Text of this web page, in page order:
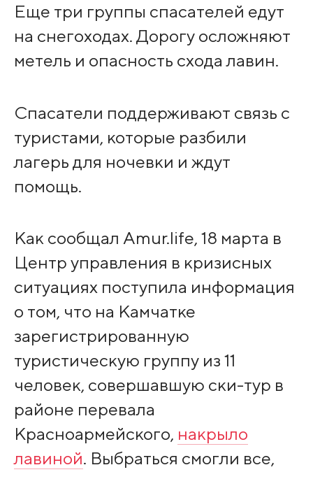
Еще три группы спасателей едут
на снегоходах. Дорогу осложняют
метель и опасность схода лавин.
Спасатели поддерживают связь с
туристами, которые разбили
лагерь для ночевки и ждут
помощь.
Как сообщал Amur.life, 18 марта в
Центр управления в кризисных
ситуациях поступила информация
о том, что на Камчатке
зарегистрированную
туристическую группу из 11
человек, совершавшую ски-тур в
районе перевала
Красноармейского, накрыло
лавиной. Выбраться смогли все,